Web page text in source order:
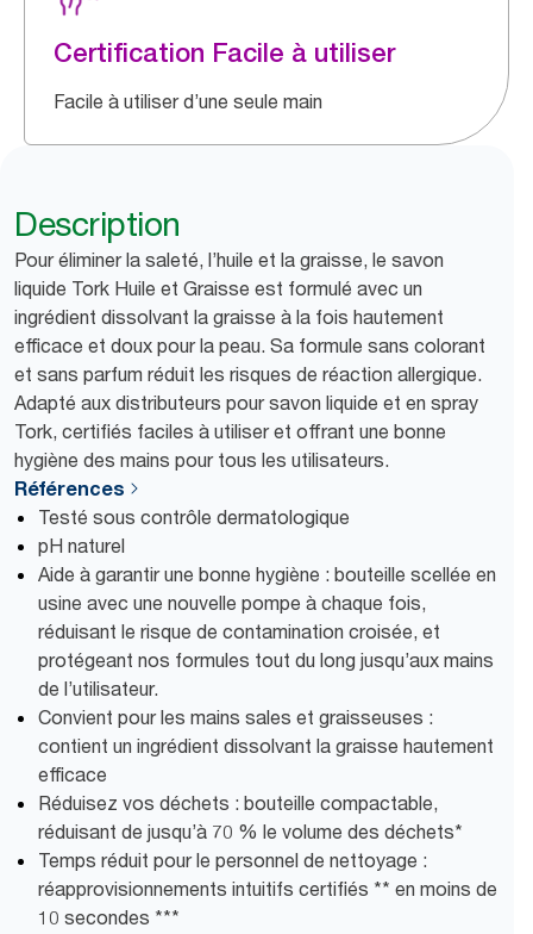
Certification Facile à utiliser
Facile à utiliser d’une seule main
Description
Pour éliminer la saleté, l’huile et la graisse, le savon
liquide Tork Huile et Graisse est formulé avec un
ingrédient dissolvant la graisse à la fois hautement
efficace et doux pour la peau. Sa formule sans colorant
et sans parfum réduit les risques de réaction allergique.
Adapté aux distributeurs pour savon liquide et en spray
Tork, certifiés faciles à utiliser et offrant une bonne
hygiène des mains pour tous les utilisateurs.
Références
Testé sous contrôle dermatologique
pH naturel
Aide à garantir une bonne hygiène : bouteille scellée en
usine avec une nouvelle pompe à chaque fois,
réduisant le risque de contamination croisée, et
protégeant nos formules tout du long jusqu’aux mains
de l’utilisateur.
Convient pour les mains sales et graisseuses :
contient un ingrédient dissolvant la graisse hautement
efficace
Réduisez vos déchets : bouteille compactable,
réduisant de jusqu’à 70 % le volume des déchets*
Temps réduit pour le personnel de nettoyage :
réapprovisionnements intuitifs certifiés ** en moins de
10 secondes ***